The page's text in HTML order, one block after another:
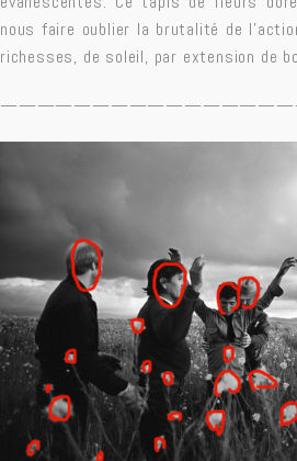
nous faire oublier la brutalité de
richesses, de soleil, par extension de